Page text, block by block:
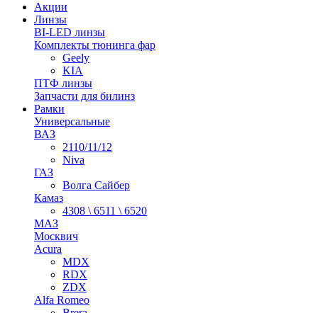
Акции
Линзы
BI-LED линзы
Комплекты тюнинга фар
Geely
KIA
ПТФ линзы
Запчасти для билинз
Рамки
Универсальные
ВАЗ
2110/11/12
Niva
ГАЗ
Волга Сайбер
Камаз
4308 \ 6511 \ 6520
МАЗ
Москвич
Acura
MDX
RDX
ZDX
Alfa Romeo